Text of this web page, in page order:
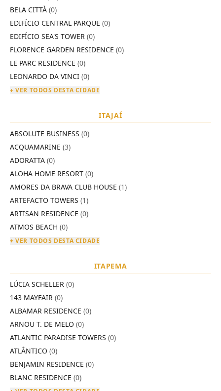
BELA CITTÀ (0)
EDIFÍCIO CENTRAL PARQUE (0)
EDIFÍCIO SEA'S TOWER (0)
FLORENCE GARDEN RESIDENCE (0)
LE PARC RESIDENCE (0)
LEONARDO DA VINCI (0)
+ VER TODOS DESTA CIDADE
ITAJAÍ
ABSOLUTE BUSINESS (0)
ACQUAMARINE (3)
ADORATTA (0)
ALOHA HOME RESORT (0)
AMORES DA BRAVA CLUB HOUSE (1)
ARTEFACTO TOWERS (1)
ARTISAN RESIDENCE (0)
ATMOS BEACH (0)
+ VER TODOS DESTA CIDADE
ITAPEMA
LÚCIA SCHELLER (0)
143 MAYFAIR (0)
ALBAMAR RESIDENCE (0)
ARNOU T. DE MELO (0)
ATLANTIC PARADISE TOWERS (0)
ATLÂNTICO (0)
BENJAMIN RESIDENCE (0)
BLANC RESIDENCE (0)